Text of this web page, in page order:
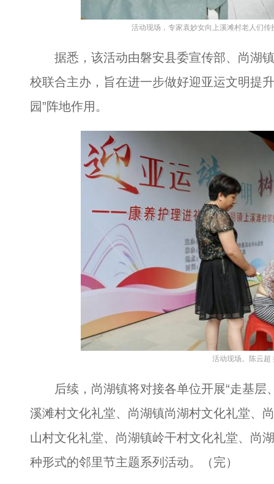
活动现场，专家袁妙女向上溪滩村老人们传
据悉，该活动由磐安县委宣传部、尚湖镇
校联合主办，旨在进一步做好迎亚运文明提
园”阵地作用。
活动现场。陈云超
后续，尚湖镇将对接各单位开展“走基层
溪滩村文化礼堂、尚湖镇尚湖村文化礼堂、
山村文化礼堂、尚湖镇岭干村文化礼堂、尚
种形式的邻里节主题系列活动。（完）